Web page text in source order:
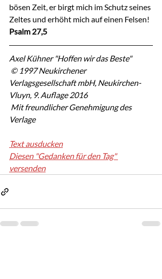
bösen Zeit, er birgt mich im Schutz seines
Zeltes und erhöht mich auf einen Felsen!
Psalm 27,5
Axel Kühner "Hoffen wir das Beste"
Verlagsgesellschaft mbH, Neukirchen-
Vluyn, 9. Auflage 2016
Verlage
Text ausducken
Diesen "Gedanken für den Tag"
versenden